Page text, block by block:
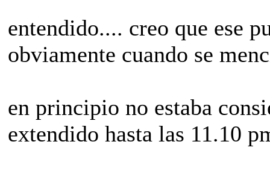
entendido.... creo que ese
obviamente cuando se
en principio no estaba
extendido hasta las 11.10